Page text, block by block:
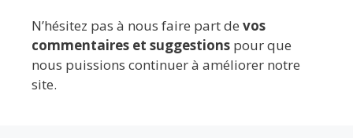
N’hésitez pas à nous faire part de vos
commentaires et suggestions pour que
nous puissions continuer à améliorer notre
site.